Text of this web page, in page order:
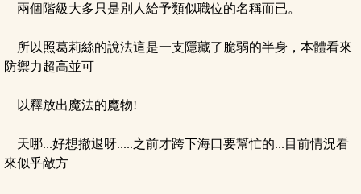
兩個階級大多只是別人給予類似職位的名稱而已。
所以照葛莉絲的說法這是一支隱藏了脆弱的半身，本體看來
防禦力超高並可
以釋放出魔法的魔物!
天哪...好想撤退呀.....之前才跨下海口要幫忙的...目前情況看
來似乎敵方